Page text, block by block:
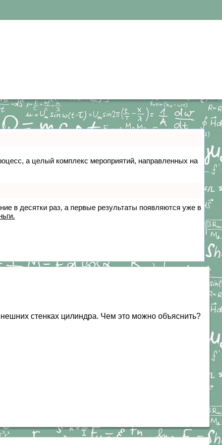
а целый комплекс мероприятий, направленных на
в десятки раз, а первые результаты появляются уже в
стенках цилиндра. Чем это можно объяснить?